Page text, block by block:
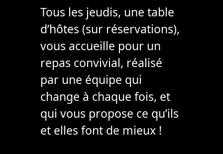
Tous les jeudis, une table
d’hôtes (sur réservations),
vous accueille pour un
repas convivial, réalisé
par une équipe qui
change à chaque fois, et
qui vous propose ce qu’ils
et elles font de mieux !